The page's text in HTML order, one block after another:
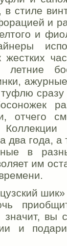
в стиле
и
и
отчего
два года, а
в
им
вы
и